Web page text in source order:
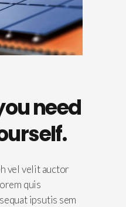
need
vel velit auctor
quis
ipsutis sem